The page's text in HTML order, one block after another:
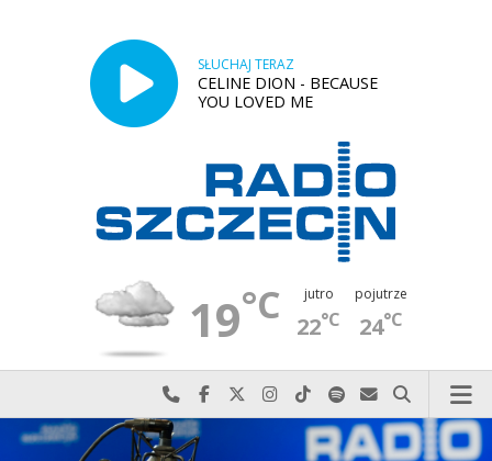
SŁUCHAJ TERAZ
CELINE DION - BECAUSE
YOU LOVED ME
19°C jutro
22°C
pojutrze
24°C
Najlepiej po prostu do nas zadzwoń
Odwiedź nas na Facebook-u
Odwiedź nas na X
Odwiedź nas na Instagram-ie
Odwiedź nas na TikTok-u
Szukaj nas na Spotify
Wyślij do nas
Szukaj